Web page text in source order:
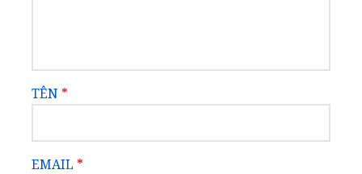
TÊN *
EMAIL *